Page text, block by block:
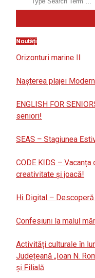
Noutăți
Orizonturi marine II
Nașterea plajei Modern
ENGLISH FOR
seniori!
SEAS – Stagiunea
CODE KIDS –
creativitate și joacă!
Hi Digital –
Confesiuni la malul
Activități culturale în
Județeană „Ioan N.
și Filială